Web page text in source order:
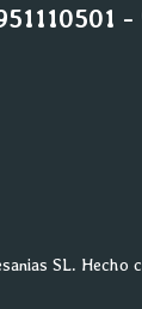
-
SL. Hecho